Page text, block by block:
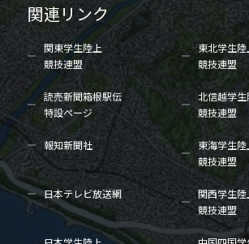
関連リンク
関東学生陸上
競技連盟
東北学生陸
競技連盟
読売新聞箱根駅伝
特設ページ
北信越学生
競技連盟
報知新聞社
東海学生陸
競技連盟
日本テレビ放送網
関西学生陸
競技連盟